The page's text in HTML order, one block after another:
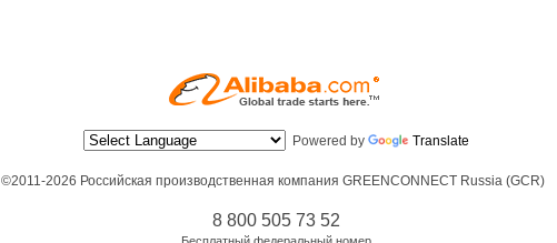
Powered by Translate
©2011-2026 Российская производственная компания GREENCONNECT Russia (GCR)
8 800 505 73 52